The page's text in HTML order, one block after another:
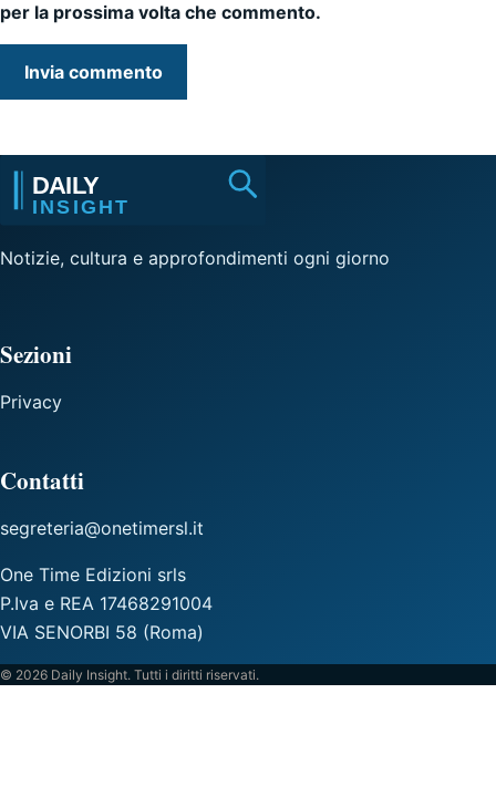
per la prossima volta che commento.
Notizie, cultura e approfondimenti ogni giorno
Sezioni
Privacy
Contatti
segreteria@onetimersl.it
One Time Edizioni srls
P.Iva e REA 17468291004
VIA SENORBI 58 (Roma)
© 2026 Daily Insight. Tutti i diritti riservati.